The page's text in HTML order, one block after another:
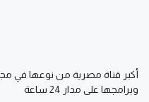
أكبر قناة مصرية من نوعها في مجال
وبرامجها على مدار 24 ساعة